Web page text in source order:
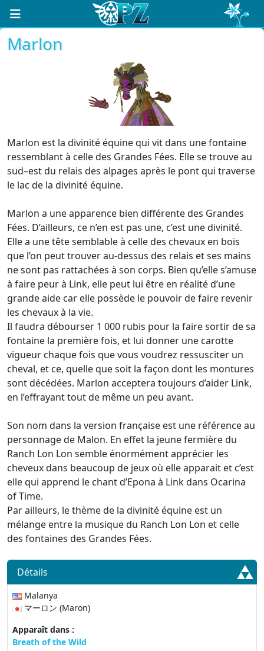
Marlon
Marlon est la divinité équine qui vit dans une fontaine
ressemblant à celle des Grandes Fées. Elle se trouve au
sud–est du relais des alpages après le pont qui traverse
le lac de la divinité équine.
Marlon a une apparence bien différente des Grandes
Fées. D’ailleurs, ce n’en est pas une, c’est une divinité.
Elle a une tête semblable à celle des chevaux en bois
que l’on peut trouver au-dessus des relais et ses mains
ne sont pas rattachées à son corps. Bien qu’elle s’amuse
à faire peur à Link, elle peut lui être en réalité d’une
grande aide car elle possède le pouvoir de faire revenir
les chevaux à la vie.
Il faudra débourser 1 000 rubis pour la faire sortir de sa
fontaine la première fois, et lui donner une carotte
vigueur chaque fois que vous voudrez ressusciter un
cheval, et ce, quelle que soit la façon dont les montures
sont décédées. Marlon acceptera toujours d’aider Link,
en l’effrayant tout de même un peu avant.
Son nom dans la version française est une référence au
personnage de Malon. En effet la jeune fermière du
Ranch Lon Lon semble énormément apprécier les
cheveux dans beaucoup de jeux où elle apparait et c’est
elle qui apprend le chant d’Epona à Link dans Ocarina
of Time.
Par ailleurs, le thème de la divinité équine est un
mélange entre la musique du Ranch Lon Lon et celle
des fontaines des Grandes Fées.
Détails
Malanya
マーロン (Maron)
Apparaît dans :
Breath of the Wild